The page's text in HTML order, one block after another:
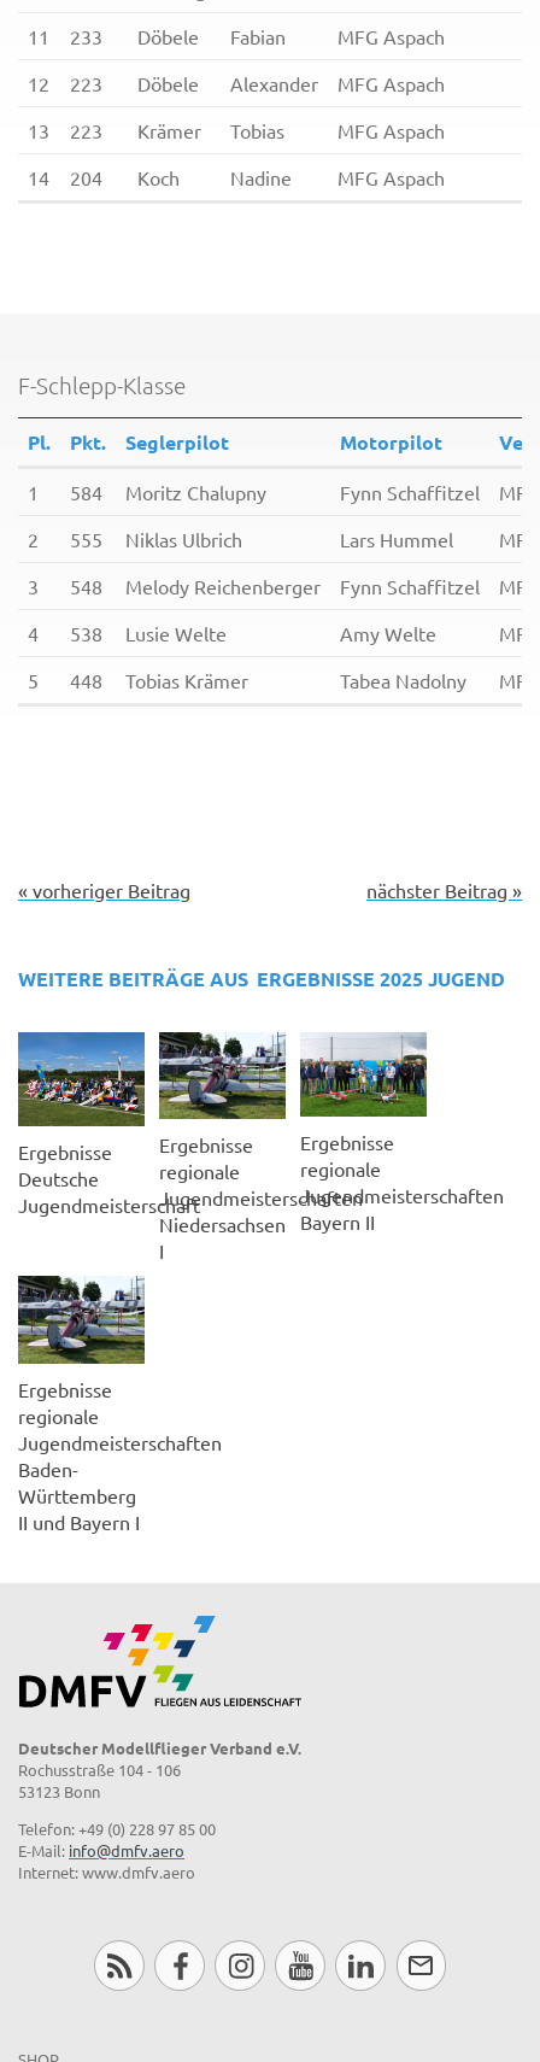
11
233 Döbele Fabian
MFG Aspach
12
223 Döbele Alexander
MFG Aspach
13
223 Krämer Tobias
MFG Aspach
14
204 Koch Nadine MFG Aspach
F-Schlepp-Klasse
Pl. Pkt. Seglerpilot Motorpilot
1 584 Moritz Chalupny Fynn Schaffitzel
2
555 Niklas Ulbrich Lars Hummel
3
548 Melody Reichenberger Fynn Schaffitzel
4
538 Lusie Welte Amy Welte
5
448 Tobias Krämer Tabea Nadolny
« vorheriger Beitrag nächster Beitrag »
WEITERE BEITRÄGE AUS ERGEBNISSE 2025JUGEND
Ergebnisse
Deutsche
Jugendmeisterschaft
Ergebnisse
regionale
Jugendmeisterschaften
Niedersachsen
I
Ergebnisse
regionale
Jugendmeisterschaften
Bayern II
Ergebnisse
regionale
Jugendmeisterschaften
Baden-
Württemberg
II und Bayern I
Deutscher Modellflieger Verband e.V.
Rochusstraße 104 - 106
53123 Bonn
Telefon: +49 (0) 228 97 85 00
E-Mail: info@dmfv.aero
Internet: www.dmfv.aero